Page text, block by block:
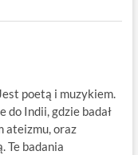
poetą i muzykiem.
do Indii, gdzie badał
ateizmu, oraz
Te badania